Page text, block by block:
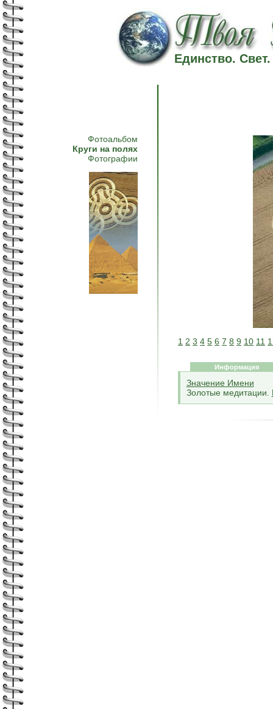
Единство.
Фотоальбом
Круги на полях
Фотографии
1 2 3 4 5 6 7 8 9 10 11
Информация
Значение Имени
Золотые медитации.